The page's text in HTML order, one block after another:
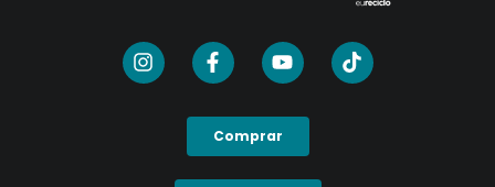
Comprar